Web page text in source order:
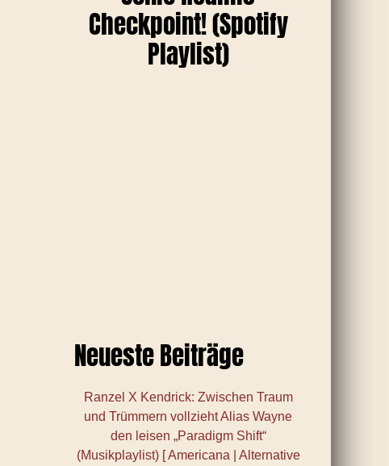
Checkpoint! (Spotify
Playlist)
Neueste Beiträge
Ranzel X Kendrick: Zwischen Traum
und Trümmern vollzieht Alias Wayne
den leisen „Paradigm Shift“
(Musikplaylist) [ Americana | Alternative